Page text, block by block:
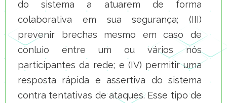
do sistema a atuarem de forma
colaborativa em sua segurança; (III)
prevenir brechas mesmo em caso de
conluio entre um ou vários nós
participantes da rede; e (IV) permitir uma
resposta rápida e assertiva do sistema
contra tentativas de ataques. Esse tipo de